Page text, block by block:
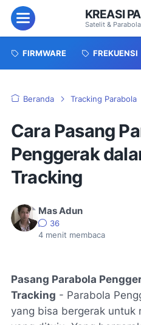
Menu KREASI
Satelit & Parabola
FIRMWARE FREKUENSI
Beranda Tracking Parabola
Cara Pasang
Penggerak
Tracking
Mas Adun
36
4 menit membaca
Pasang Parabola
Tracking - Parabola
yang bisa bergerak untuk